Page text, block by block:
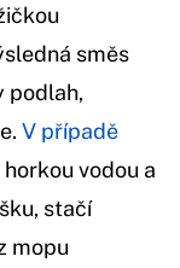
směs
podlah,
V případě
vodou a
stačí
mopu